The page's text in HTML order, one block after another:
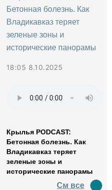
18:05 8.10.2025
Крылья PODCAST:
Бетонная болезнь. Как
Владикавказ теряет
зеленые зоны и
исторические панорамы
См все